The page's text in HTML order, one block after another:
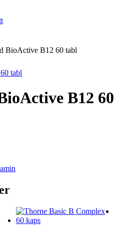
BioActive B12 60 tabl
B12 60